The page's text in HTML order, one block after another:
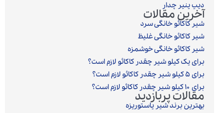
دیپ پنیر چدار
آخرین مقالات
شیر کاکائو خانگی سرد
شیر کاکائو خانگی غلیظ
شیر کاکائو خانگی خوشمزه
برای یک کیلو شیر چقدر کاکائو لازم است؟
برای ۵ کیلو شیر چقدر کاکائو لازم است؟
برای ۱۰ کیلو شیر چقدر کاکائو لازم است؟
مقالات پربازدید
بهترین برند شیر پاستوریزه